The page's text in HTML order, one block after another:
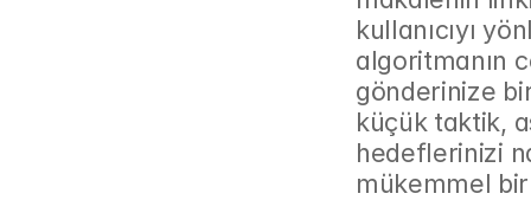
kullanıcıyı
algoritmanın
gönderinize
küçük taktik,
hedeflerinizi
mükemmel